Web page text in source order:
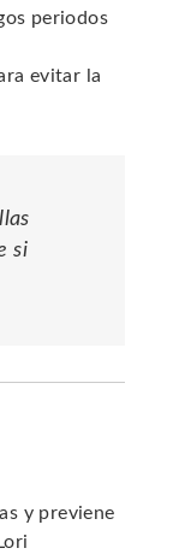
periodos
evitar la
si
y previene